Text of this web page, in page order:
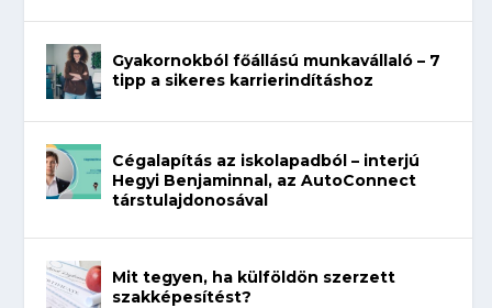
Gyakornokból főállású munkavállaló – 7
tipp a sikeres karrierindításhoz
Cégalapítás az iskolapadból – interjú
Hegyi Benjaminnal, az AutoConnect
társtulajdonosával
Mit tegyen, ha külföldön szerzett
szakképesítést?